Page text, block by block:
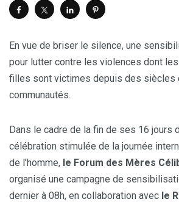
En vue de briser le silence, une
pour lutter contre les violences dont
filles sont victimes depuis des siècles
communautés.
Dans le cadre de la fin de ses 16 jours
célébration stimulée de la journée
de l’homme, le Forum des Mères
organisé une campagne de
dernier à 08h, en collaboration avec le